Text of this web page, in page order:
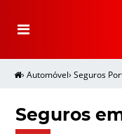
T
o
l
n
g
a
t
› Automóvel› Seguros
Seguros